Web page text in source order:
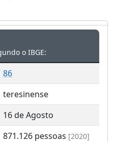
o IBGE:
86
teresinense
16 de Agosto
871.126 pessoas [2020]